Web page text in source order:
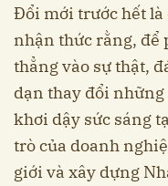
Đổi mới trước hết là
nhận thức rằng,
thẳng vào sự thật,
dạn thay đổi những
khơi dậy sức sáng
trò của doanh
giới và xây dựng